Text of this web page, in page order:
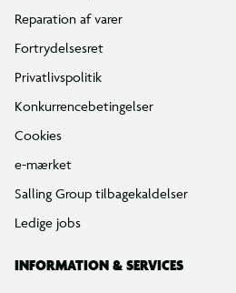
Reparation af varer
Fortrydelsesret
Privatlivspolitik
Konkurrencebetingelser
Cookies
e-mærket
Salling Group tilbagekaldelser
Ledige jobs
INFORMATION & SERVICES